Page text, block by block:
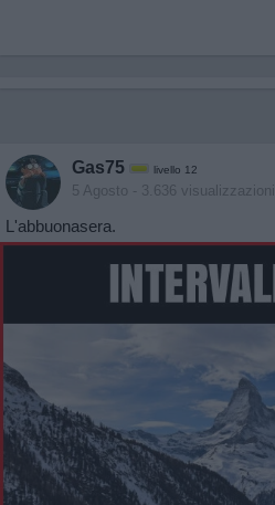
Gas75 livello 12
5 Agosto - 3.636 visualizzazioni
L'abbuonasera.